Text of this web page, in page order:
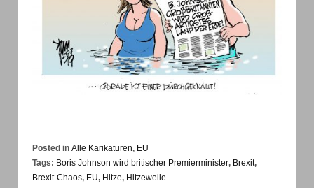
Posted in Alle Karikaturen, EU
Tags: Boris Johnson wird britischer Premierminister, Brexit,
Brexit-Chaos, EU, Hitze, Hitzewelle